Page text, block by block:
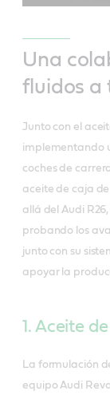
Una
fluidos a
Junto con el
implementando
coches de
aceite de caja
allá del Audi
probando los
junto con su
apoyar la
1. Aceite
La formulación
equipo Audi